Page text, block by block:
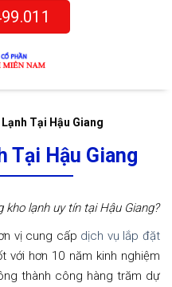
Tại Hậu Giang
Tại Hậu Giang
lạnh uy tín tại Hậu Giang?
vị cung cấp dịch vụ lắp đặt
với hơn 10 năm kinh nghiệm
thành công hàng trăm dự